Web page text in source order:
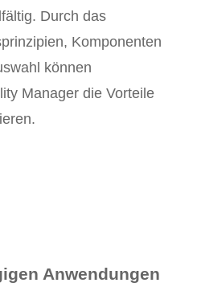
Durch das
Komponenten
können
Manager die Vorteile
Anwendungen